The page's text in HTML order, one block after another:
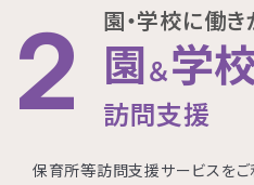
2 園・学校に働き
園＆学
訪問支援
保育所等訪問支援サービスをご